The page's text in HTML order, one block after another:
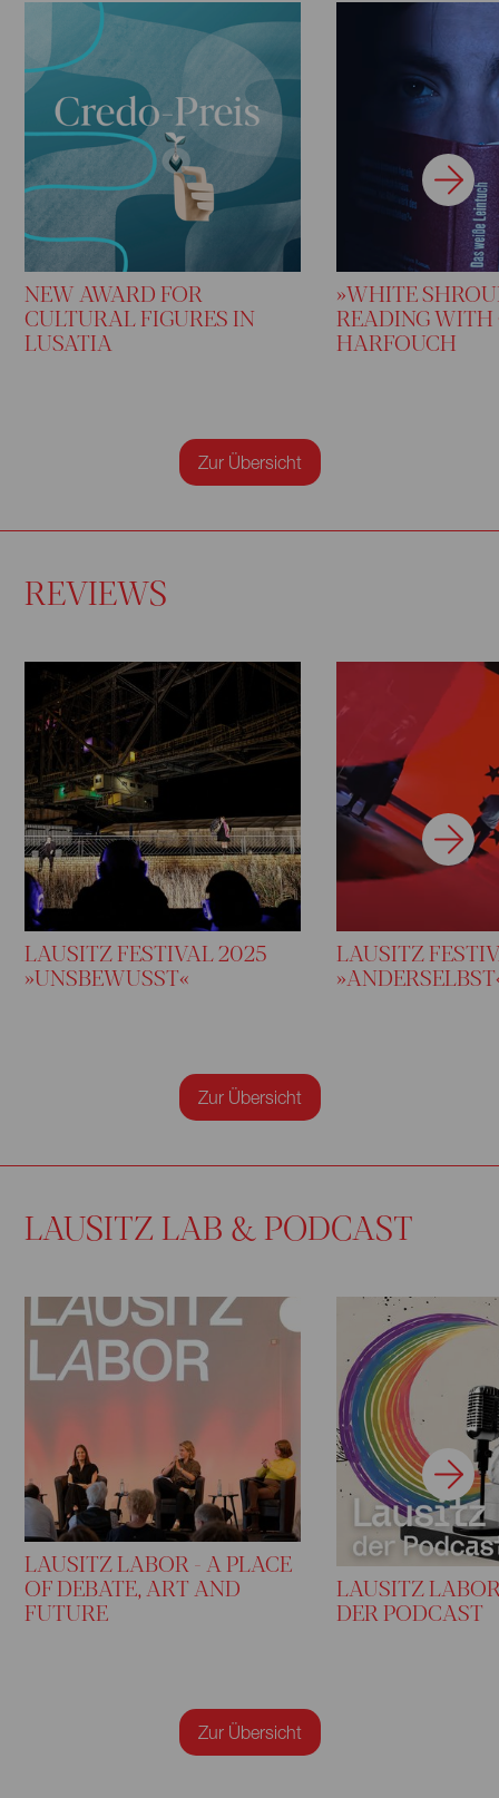
NEW AWARD FOR
CULTURAL FIGURES IN
LUSATIA
»WHITE
READING
HARFOUCH
Zur Übersicht
REVIEWS
LAUSITZ FESTIVAL 2025
»UNSBEWUSST«
LAUSITZ
Zur Übersicht
LAUSITZ LAB & PODCAST
LAUSITZ LABOR - A PLACE
OF DEBATE, ART AND
FUTURE
LAUSITZ
DER PODCAST
Zur Übersicht